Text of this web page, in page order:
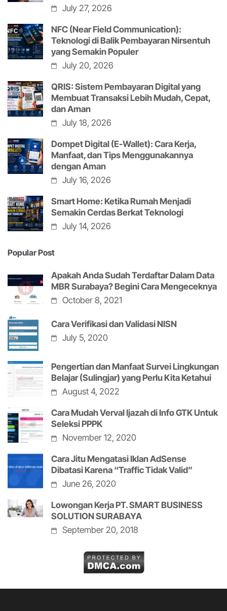
July 27, 2026
NFC (Near Field Communication):
Teknologi di Balik Pembayaran Nirsentuh
yang Semakin Populer
July 20, 2026
QRIS: Sistem Pembayaran Digital yang
Membuat Transaksi Lebih Mudah, Cepat,
dan Aman
July 18, 2026
Dompet Digital (E-Wallet): Cara Kerja,
Manfaat, dan Tips Menggunakannya
dengan Aman
July 16, 2026
Smart Home: Ketika Rumah Menjadi
Semakin Cerdas Berkat Teknologi
July 14, 2026
Popular Post
Apakah Anda Sudah Terdaftar Dalam Data
MBR Surabaya? Begini Cara Mengeceknya
October 8, 2021
Cara Verifikasi dan Validasi NISN
July 5, 2020
Pengertian dan Manfaat Survei Lingkungan
Belajar (Sulingjar) yang Perlu Kita Ketahui
August 4, 2022
Cara Mudah Verval Ijazah di Info GTK Untuk
Seleksi PPPK
November 12, 2020
Cara Jitu Mengatasi Iklan AdSense
Dibatasi Karena “Traffic Tidak Valid”
June 26, 2020
Lowongan Kerja PT. SMART BUSINESS
SOLUTION SURABAYA
September 20, 2018